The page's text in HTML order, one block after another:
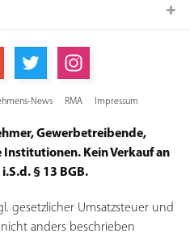
News RMA Impressum
Gewerbetreibende,
Kein Verkauf an
§ 13 BGB.
gesetzlicher Umsatzsteuer und
anders beschrieben